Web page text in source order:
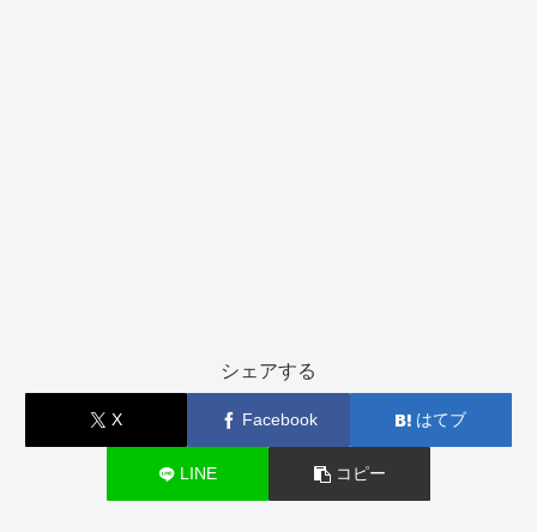
シェアする
X Facebook はてブ
LINE コピー